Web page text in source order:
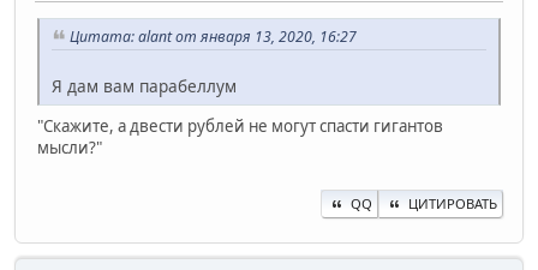
Цитата: alant от января 13, 2020, 16:27
Я дам вам парабеллум
"Скажите, а двести рублей не могут спасти гигантов
мысли?"
QQ ЦИТИРОВАТЬ